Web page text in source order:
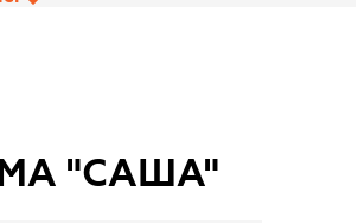
"САША"